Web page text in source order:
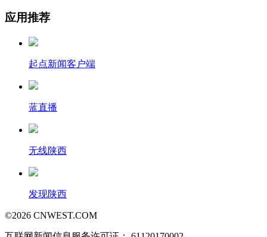
应用推荐
起点新闻客户端
蓝直播
无线陕西
发现陕西
©2026 CNWEST.COM